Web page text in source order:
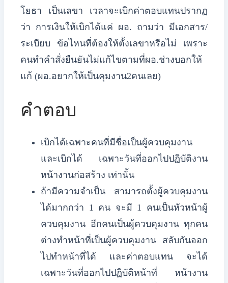
โยธา เป็นเลขา เวลาจะเบิกค่าตอบแทนปรากฏ
ว่า การเงินให้เบิกได้แค่ ผอ. ถามว่า มีเอกสาร/
ระเบียบ ข้อไหนที่ต้องให้ตั้งเลขาหรือไม่ เพราะ
คนทำคำสั่งยืนยันไม่แก้ไขตามที่ผอ.ช่างบอกให้
แก้ (ผอ.อยากให้เป็นคุมงาน2คนเลย)
คำตอบ
เบิกได้เฉพาะคนที่มีชื่อเป็นผู้ควบคุมงาน
และเบิกได้ เฉพาะวันที่ออกไปปฏิบัติงาน
หน้างานก่อสร้าง เท่านั้น
ถ้ามีความจำเป็น สามารถตั้งผู้ควบคุมงาน
ได้มากกว่า 1 คน จะมี 1 คนเป็นหัวหน้าผู้
ควบคุมงาน อีกคนเป็นผู้ควบคุมงาน ทุกคน
ต่างทำหน้าที่เป็นผู้ควบคุมงาน สลับกันออก
ไปทำหน้าที่ได้ และค่าตอบแทน จะได้
เฉพาะวันที่ออกไปปฏิบัติหน้าที่ หน้างาน